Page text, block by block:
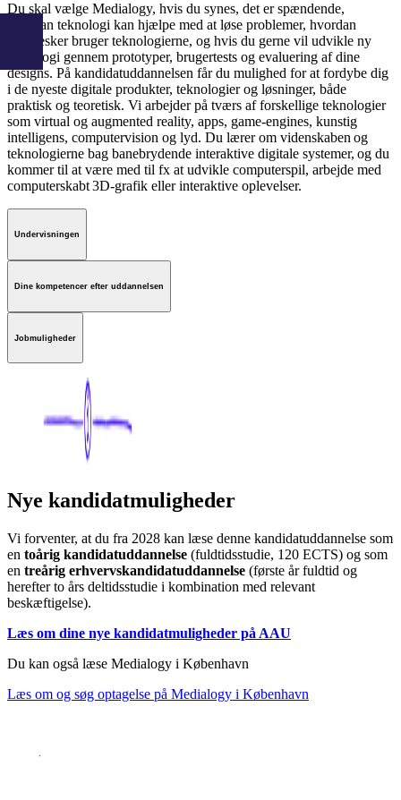
Du skal vælge Medialogy, hvis du synes, det er spændende,
hvordan teknologi kan hjælpe med at løse problemer, hvordan
mennesker bruger teknologierne, og hvis du gerne vil udvikle ny
teknologi gennem prototyper, brugertests og evaluering af dine
designs. På kandidatuddannelsen får du mulighed for at fordybe dig
i de nyeste digitale produkter, teknologier og løsninger, både
praktisk og teoretisk. Vi arbejder på tværs af forskellige teknologier
som virtual og augmented reality, apps, game-engines, kunstig
intelligens, computervision og lyd. Du lærer om videnskaben og
teknologierne bag banebrydende interaktive digitale systemer, og du
kommer til at være med til fx at udvikle computerspil, arbejde med
computerskabt 3D-grafik eller interaktive oplevelser.
Undervisningen
Dine kompetencer efter uddannelsen
Jobmuligheder
Nye kandidatmuligheder
Vi forventer, at du fra 2028 kan læse denne kandidatuddannelse som
en toårig kandidatuddannelse (fuldtidsstudie, 120 ECTS) og som
en treårig erhvervskandidatuddannelse (første år fuldtid og
herefter to års deltidsstudie i kombination med relevant
beskæftigelse).
Læs om dine nye kandidatmuligheder på AAU
Du kan også læse Medialogy i København
Læs om og søg optagelse på Medialogy i København